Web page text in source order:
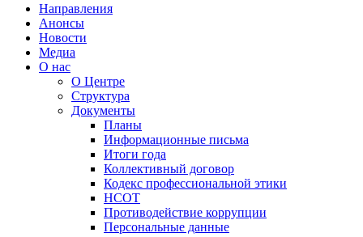
Направления
Анонсы
Новости
Медиа
О нас
О Центре
Структура
Документы
Планы
Информационные письма
Итоги года
Коллективный договор
Кодекс профессиональной этики
НСОТ
Противодействие коррупции
Персональные данные